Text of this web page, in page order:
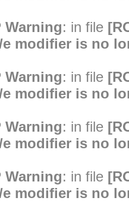
Warning: in file
e modifier is no
Warning: in file
e modifier is no
Warning: in file
e modifier is no
Warning: in file
e modifier is no